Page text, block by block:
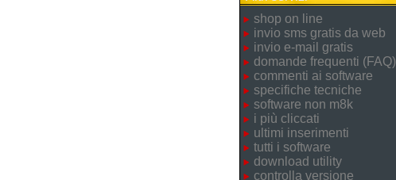
shop on line
invio sms gratis da web
invio e-mail gratis
domande frequenti (FAQ)
commenti ai software
specifiche tecniche
software non m8k
i più cliccati
ultimi inserimenti
tutti i software
download utility
controlla versione